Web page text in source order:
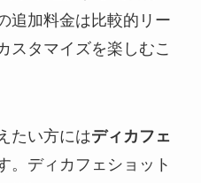
追加料金は比較的リー
スタマイズを楽しむこ
たい方にはディカフェ
。ディカフェショット